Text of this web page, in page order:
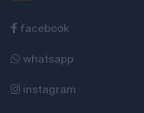
facebook
whatsapp
instagram